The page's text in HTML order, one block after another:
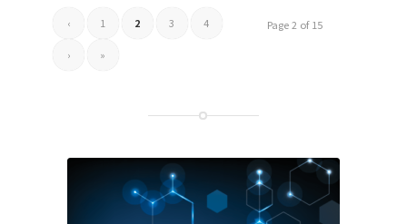
Page 2 of 15
‹ 1 2 3 4
› »